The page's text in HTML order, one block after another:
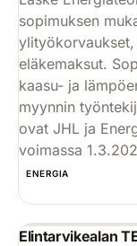
sopimuksen
eläkemaksut.
kaasu- ja
myynnin
ovat JHL ja
voimassa
ENERGIA
Elintarvikealan